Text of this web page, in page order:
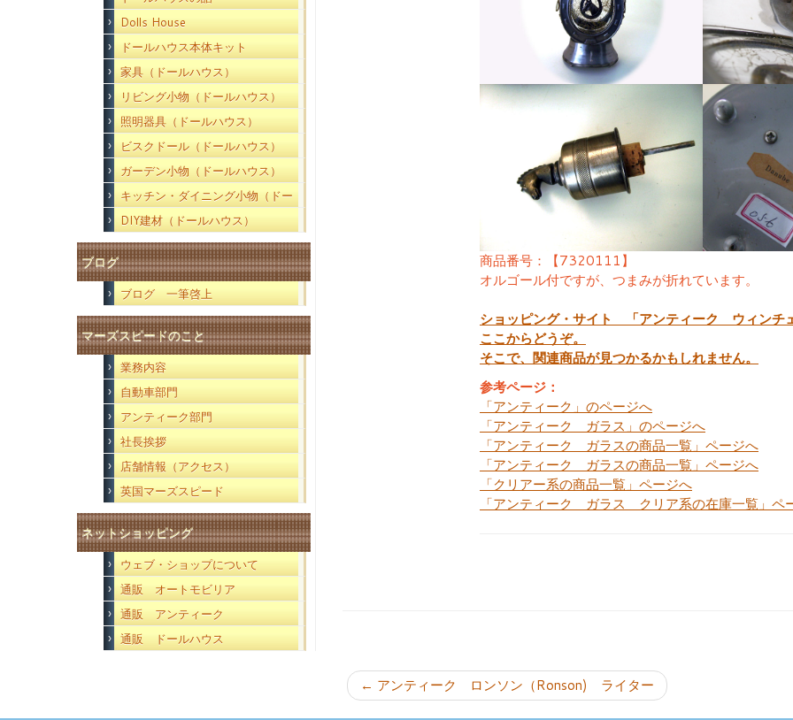
Dolls House
ドールハウス本体キット
家具（ドールハウス）
リビング小物（ドールハウス）
照明器具（ドールハウス）
ビスクドール（ドールハウス）
ガーデン小物（ドールハウス）
キッチン・ダイニング小物（ドー
ルハウス）
DIY建材（ドールハウス）
ブログ
ブログ 一筆啓上
マーズスピードのこと
業務内容
自動車部門
アンティーク部門
社長挨拶
店舗情報（アクセス）
英国マーズスピード
ネットショッピング
ウェブ・ショップについて
通販 オートモビリア
通販 アンティーク
通販 ドールハウス
商品番号：【7320111】
オルゴール付ですが、つまみが折れています。
ショッピング・サイト 「アンティーク ウィンチ
ここからどうぞ。
そこで、関連商品が見つかるかもしれません。
参考ページ：
「アンティーク」のページへ
「アンティーク ガラス」のページへ
「アンティーク ガラスの商品一覧」ページへ
「アンティーク ガラスの商品一覧」ページへ
「クリアー系の商品一覧」ページへ
「アンティーク ガラス クリア系の在庫一覧」ペ
← アンティーク ロンソン（Ronson) ライター